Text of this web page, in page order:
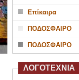
Επίκαιρα
ΠΟΔΟΣΦΑΙΡΟ
ΠΟΔΟΣΦΑΙΡΟ
ΛΟΓΟΤΕΧΝΙΑ